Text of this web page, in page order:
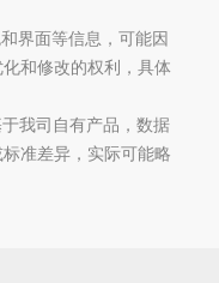
界面等信息，可能因
和修改的权利，具体
我司自有产品，数据
准差异，实际可能略